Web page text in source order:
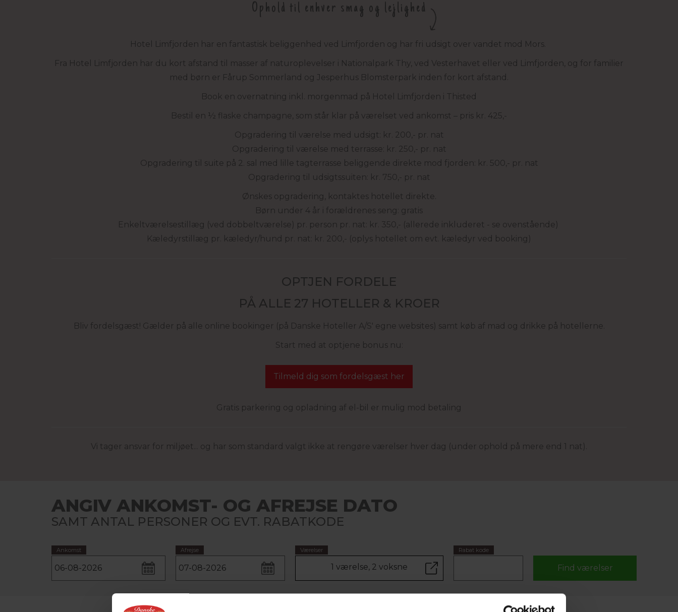
Ophold til enhver smag og lejlighed
Hotel Limfjorden har en fantastisk beliggenhed ved Limfjorden og har fri udsigt over vandet mod Mors.
Fra Hotel Limfjorden har du kort afstand til masser af naturoplevelser i Nationalpark Thy, ved Vesterhavet eller ved Limfjorden, og for familier
med børn er Fårup Sommerland og Jesperhus Blomsterpark inden for kort afstand.
Book en overnatning inkl. morgenmad på Hotel Limfjorden i Thisted
Bestil en ½ flaske champagne, som står klar på værelset ved ankomst – pris kr. 425,-
Opgradering til værelse med udsigt: kr. 200,- pr. nat
Opgradering til værelse med terrasse: kr. 250,- pr. nat
Opgradering til suite på 2. sal med lille tagterrasse beliggende direkte mod fjorden: kr. 500,- pr. nat
Opgradering til udsigtssuiten: kr. 750,- pr. nat
Ønskes opgradering, kontaktes hotellet direkte.
Børn under 4 år i forældrenes seng: gratis
Enkeltværelsestillæg (ved dobbeltværelse) pr. person pr. nat: kr. 350,- (allerede inkluderet - se ovenstående)
Kæledyrstillæg pr. kæledyr/hund pr. nat: kr. 200,- (oplys hotellet om evt. kæledyr ved booking)
OPTJEN FORDELE
PÅ ALLE 27 HOTELLER & KROER
Bliv fordelsgæst! Gælder på alle online bookinger (på Danske Hoteller A/S' egne websites) samt køb af mad og drikke på hotellerne.
Start med at optjene bonus nu:
Tilmeld dig som fordelsgæst her
Gratis parkering og opladning af el-bil er mulig mod betaling
Vi tager ansvar for miljøet... og har som standard valgt ikke at rengøre værelser hver dag (under ophold på mere end 1 nat).
ANGIV ANKOMST- OG AFREJSE DATO
SAMT ANTAL PERSONER OG EVT. RABATKODE
Ankomst Afrejse Værelser
1 værelse, 2 voksne
Rabat kode